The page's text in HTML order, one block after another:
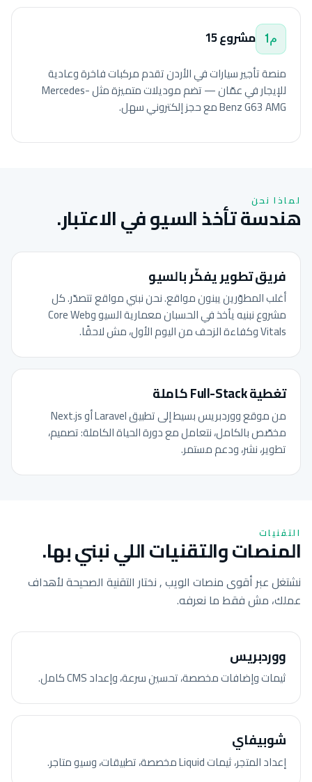
م1 مشروع 15
منصة تأجير سيارات في الأردن تقدم مركبات فاخرة وعادية
للإيجار في عمّان — تضم موديلات متميزة مثل Mercedes-
Benz G63 AMG مع حجز إلكتروني سهل.
لماذا نحن
هندسة تأخذ السيو في الاعتبار.
فريق تطوير يفكّر بالسيو
أغلب المطوّرين يبنون مواقع. نحن نبني مواقع تتصدّر. كل
مشروع نبنيه يأخذ في الحسبان معمارية السيو وCore Web
Vitals وكفاءة الزحف من اليوم الأول، مش لاحقًا.
تغطية Full-Stack كاملة
من موقع ووردبريس بسيط إلى تطبيق Laravel أو Next.js
مخصّص بالكامل، نتعامل مع دورة الحياة الكاملة: تصميم،
تطوير، نشر، ودعم مستمر.
التقنيات
المنصات والتقنيات اللي نبني بها.
نشتغل عبر أقوى منصات الويب , نختار التقنية الصحيحة لأهداف
عملك، مش فقط ما نعرفه.
ووردبريس
ثيمات وإضافات مخصصة، تحسين سرعة، وإعداد CMS كامل.
شوبيفاي
إعداد المتجر، ثيمات Liquid مخصصة، تطبيقات، وسيو متاجر.